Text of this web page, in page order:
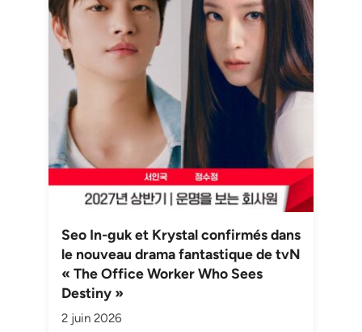
Seo In-guk et Krystal confirmés dans
le nouveau drama fantastique de tvN
« The Office Worker Who Sees
Destiny »
2 juin 2026